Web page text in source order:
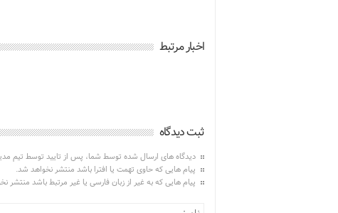
اخبار مرتبط
ثبت دیدگاه
دیدگاه های ارسال شده توسط شما، پس از تایید توسط تیم
پیام هایی که حاوی تهمت یا افترا باشد منتشر نخواهد شد.
پیام هایی که به غیر از زبان فارسی یا غیر مرتبط باشد منتشر